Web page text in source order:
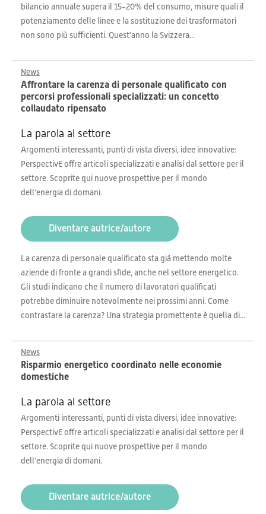
bilancio annuale supera il 15-20% del consumo, misure quali il
potenziamento delle linee e la sostituzione dei trasformatori
non sono più sufficienti. Quest'anno la Svizzera...
News
Affrontare la carenza di personale qualificato con
percorsi professionali specializzati: un concetto
collaudato ripensato
La parola al settore
Argomenti interessanti, punti di vista diversi, idee innovative:
PerspectivE offre articoli specializzati e analisi dal settore per il
settore. Scoprite qui nuove prospettive per il mondo
dell’energia di domani.
Diventare autrice/autore
La carenza di personale qualificato sta già mettendo molte
aziende di fronte a grandi sfide, anche nel settore energetico.
Gli studi indicano che il numero di lavoratori qualificati
potrebbe diminuire notevolmente nei prossimi anni. Come
contrastare la carenza? Una strategia promettente è quella di...
News
Risparmio energetico coordinato nelle economie
domestiche
La parola al settore
Argomenti interessanti, punti di vista diversi, idee innovative:
PerspectivE offre articoli specializzati e analisi dal settore per il
settore. Scoprite qui nuove prospettive per il mondo
dell’energia di domani.
Diventare autrice/autore